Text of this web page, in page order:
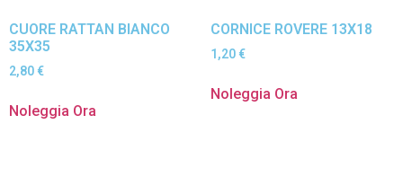
CUORE RATTAN BIANCO
35X35
2,80 €
Noleggia Ora
CORNICE ROVERE 13X18
1,20 €
Noleggia Ora